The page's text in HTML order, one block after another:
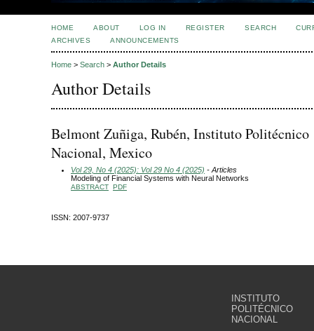
HOME ABOUT LOG IN REGISTER SEARCH
ARCHIVES
ANNOUNCEMENTS
Home > Search > Author Details
Author Details
Belmont Zuñiga, Rubén, Instituto Politécnico
Nacional, Mexico
Vol 29, No 4 (2025): Vol 29 No 4 (2025) - Articles
Modeling of Financial Systems with Neural Networks
ABSTRACT PDF
ISSN: 2007-9737
INSTITUTO
POLITÉCNICO
NACIONAL